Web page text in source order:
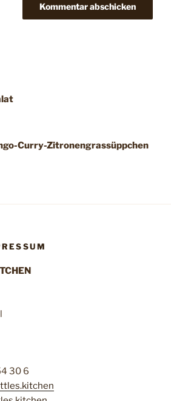
Curry-Zitronengrassüppchen
30 6